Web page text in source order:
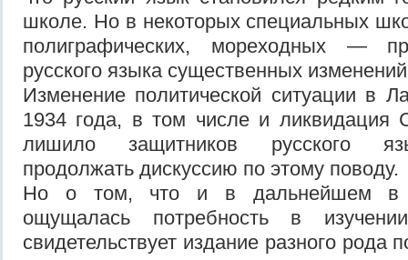
школе. Но в некоторых специальных
полиграфических, мореходных —
русского языка существенных
Изменение политической ситуации в
1934 года, в том числе и ликвидация
лишило защитников русского
продолжать дискуссию по этому поводу.
Но о том, что и в дальнейшем в
ощущалась потребность в
свидетельствует издание разного рода